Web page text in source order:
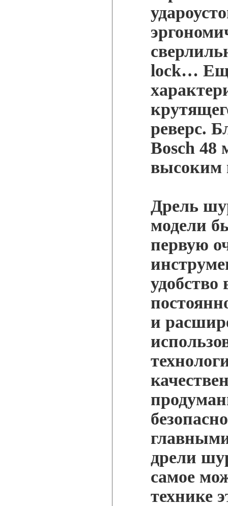
lock…
реверс.
Bosch 48
высоким
Дрель
модели
первую
удобство
и
дрели
самое
технике